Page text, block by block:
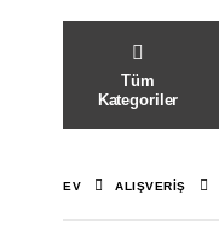
Tüm
Kategoriler
EV ALIŞVERIŞ